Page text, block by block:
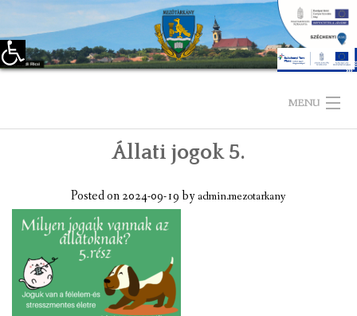
Eszköztár megnyitása
MENU
TELEPÜLÉSÜNKRŐL
LÁTNIVALÓK
KAPCSOLAT
ÖNKORMÁNYZAT
Állati jogok 5.
Posted on2024-09-19byadmin.mezotarkany